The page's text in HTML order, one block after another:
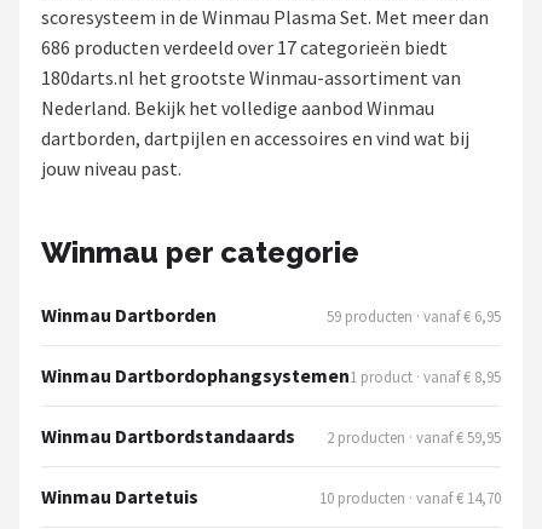
Mission
Harrows
KOTO
Red Dragon
Alle merken →
scoresysteem in de Winmau Plasma Set. Met meer dan
686 producten verdeeld over 17 categorieën biedt
180darts.nl het grootste Winmau-assortiment van
Nederland. Bekijk het volledige aanbod Winmau
dartborden, dartpijlen en accessoires en vind wat bij
jouw niveau past.
Winmau per categorie
Winmau Dartborden 59 producten · vanaf € 6,95
Winmau Dartbordophangsystemen1 product · vanaf € 8,95
Winmau Dartbordstandaards 2 producten · vanaf € 59,95
Winmau Dartetuis 10 producten · vanaf € 14,70